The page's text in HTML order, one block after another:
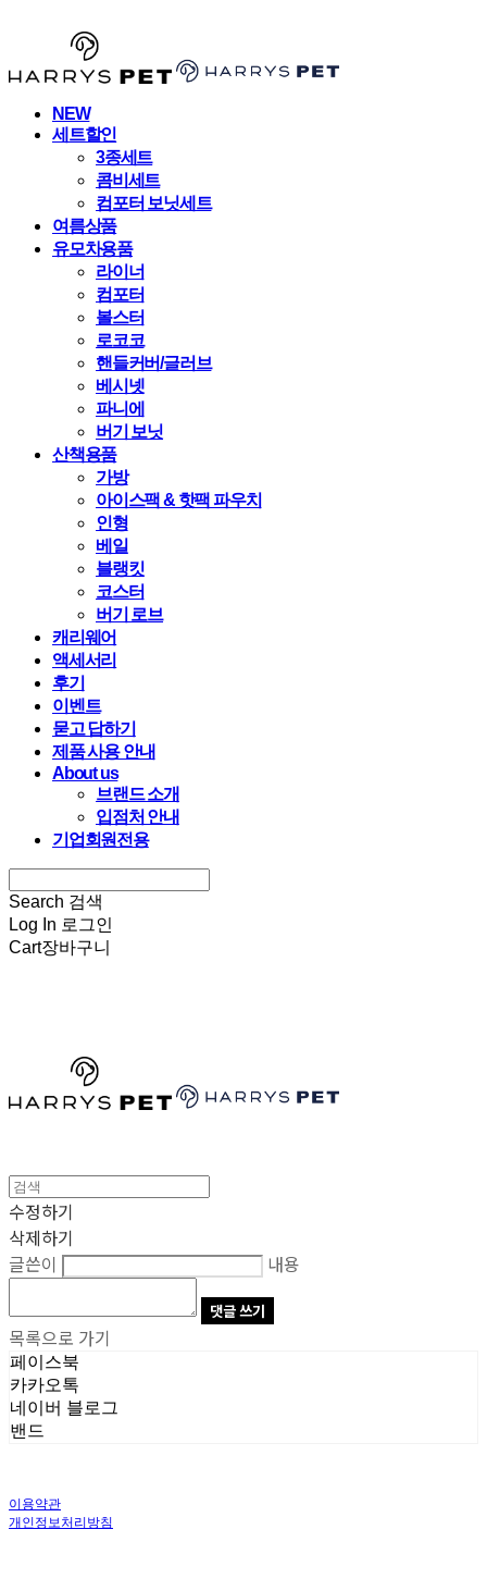
NEW
세트할인
3종세트
콤비세트
컴포터 보닛세트
여름상품
유모차용품
라이너
컴포터
볼스터
로코코
핸들커버/글러브
베시넷
파니에
버기 보닛
산책용품
가방
아이스팩 & 핫팩 파우치
인형
베일
블랭킷
코스터
버기 로브
캐리웨어
액세서리
후기
이벤트
묻고 답하기
제품 사용 안내
About us
브랜드 소개
입점처 안내
기업회원전용
Search 검색
Log In 로그인
Cart장바구니
수정하기
삭제하기
글쓴이
내용
댓글 쓰기
목록으로 가기
페이스북
카카오톡
네이버 블로그
밴드
이용약관
개인정보처리방침